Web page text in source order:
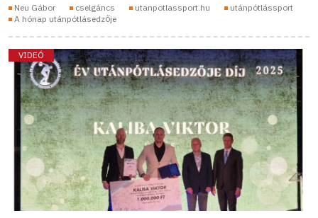
Neu Gábor cselgáncs utanpotlassport.hu
utánpótlássport
A hónap utánpótlásedzője
VIDEÓ